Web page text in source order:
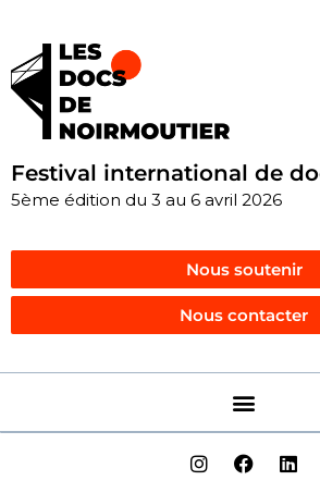
Festival international de
5ème édition du 3 au 6 avril 2026
Nous soutenir
Nous contacter